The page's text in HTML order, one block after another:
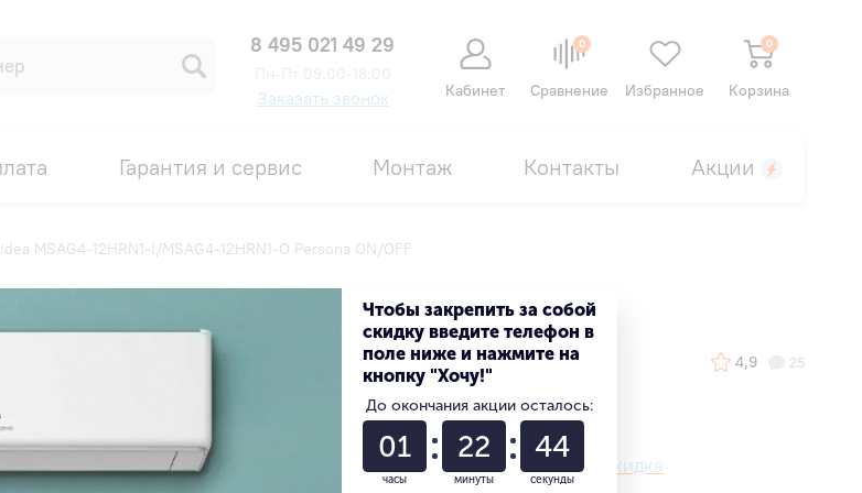
8 495 021 49 29
Заказать звонок Кабинет
0
Сравнение Избранное
0
Корзина
Гарантия и сервис Монтаж Контакты Акции
MSAG4-12HRN1-I/MSAG4-12HRN1-O Persona ON/OFF
O Persona ON/OFF
4,9 25
В наличии на складе Ваша персональная скидка
Чтобы закрепить за собой
скидку введите телефон в
поле ниже и нажмите на
кнопку "Хочу!"
До окончания акции осталось:
01
часы
22
минуты
43
секунды